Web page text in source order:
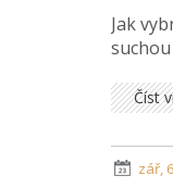
Jak
Číst
zář,